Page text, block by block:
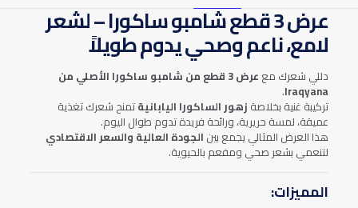
عرض 3 قطع شامبو ساكورا – لشعر
لامع، ناعم وصحي يدوم طويلاً
دللي شعرك مع عرض 3 قطع من شامبو ساكورا الأصلي من
Iraqyana
.
تركيبة غنية بخلاصة زهور الساكورا اليابانيةتمنح شعرك تغذية
عميقة، لمسة حريرية، ورائحة فريدة تدوم طوال اليوم.
هذا العرض المثالي يجمع بين الجودة العالية والسعر الاقتصادي
لتنعمي بشعر صحي ومفعم بالحيوية.
المميزات: